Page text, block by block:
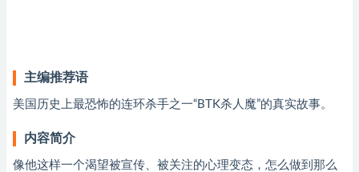
主编推荐语
美国历史上最恐怖的连环杀手之一“BTK杀人魔”的真实故事。
内容简介
像他这样一个渴望被宣传、被关注的心理变态，怎么做到那么